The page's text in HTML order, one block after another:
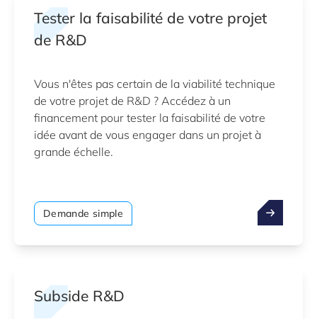
Tester la faisabilité de votre projet
de R&D
Vous n'êtes pas certain de la viabilité technique
de votre projet de R&D ? Accédez à un
financement pour tester la faisabilité de votre
idée avant de vous engager dans un projet à
grande échelle.
Demande simple
Subside R&D